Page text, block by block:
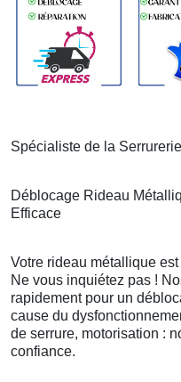
Spécialiste de la
Déblocage Rideau
Efficace
Votre rideau métallique
Ne vous inquiétez pas !
rapidement pour un
cause du
de serrure, motorisation :
confiance.